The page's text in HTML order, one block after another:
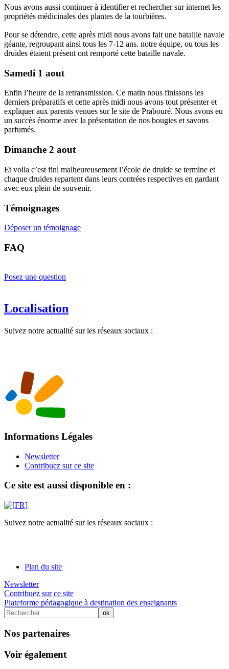
Nous avons aussi continuer à identifier et rechercher sur internet les
propriétés médicinales des plantes de la tourbières.
Pour se détendre, cette après midi nous avons fait une bataille navale
géante, regroupant ainsi tous les 7-12 ans. notre équipe, ou tous les
druides étaient présent ont remporté cette bataille navale.
Samedi 1 aout
Enfin l’heure de la retransmission. Ce matin nous finissons les
derniers préparatifs et cette après midi nous avons tout présenter et
expliquer aux parents venues sur le site de Prabouré. Nous avons eu
un succès énorme avec la présentation de nos bougies et savons
parfumés.
Dimanche 2 aout
Et voila c’est fini malheureusement l’école de druide se termine et
chaque druides repartent dans leurs contrées respectives en gardant
avec eux plein de souvenir.
Témoignages
Déposer un témoignage
FAQ
Posez une question
Localisation
Suivez notre actualité sur les réseaux sociaux :
Informations Légales
Newsletter
Contribuez sur ce site
Ce site est aussi disponible en :
Suivez notre actualité sur les réseaux sociaux :
Plan du site
Newsletter
Contribuez sur ce site
Plateforme pédagogique à destination des enseignants
Nos partenaires
Voir également